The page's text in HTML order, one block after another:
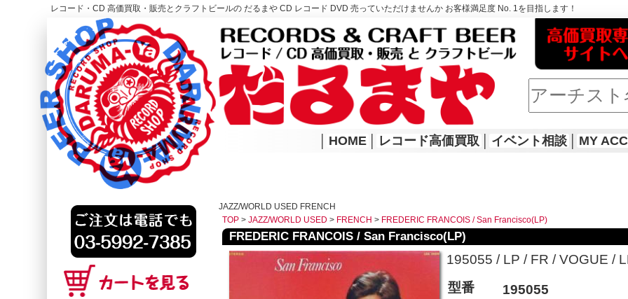
レコード・CD 高価買取・販売とクラフトビールの だるまや CD レコード DVD 売っていただけませんか お客様満足度 No. 1を目指します！
レコード高価買取はこちら
HOME
HOME レコード高価買取 イベント相談 MY
JAZZ/WORLD USED FRENCH
TOP > JAZZ/WORLD USED > FRENCH > FREDERIC FRANCOIS / San Francisco(LP)
FREDERIC FRANCOIS / San Francisco(LP)
195055 / LP / FR / VOGUE /
型番
195055